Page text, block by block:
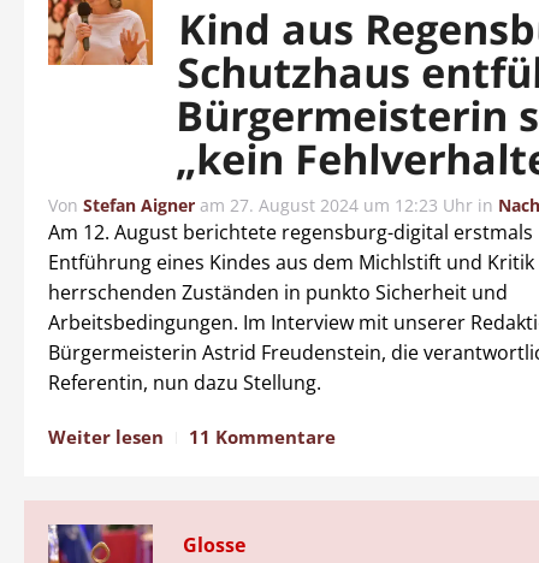
Kind aus
Schutzhaus
Bürgermeisterin
„kein
Von Stefan Aigner am 27. August 2024 um 12:23 Uhr in
Am 12. August berichtete regensburg-digital
Entführung eines Kindes aus dem Michlstift und
herrschenden Zuständen in punkto Sicherheit und
Arbeitsbedingungen. Im Interview mit unserer
Bürgermeisterin Astrid Freudenstein, die
Referentin, nun dazu Stellung.
Weiter lesen 11 Kommentare
Glosse